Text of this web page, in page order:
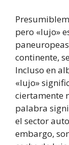
pero «lujo»
continente,
Incluso en
«lujo»
ciertamente
palabra
el sector
embargo,